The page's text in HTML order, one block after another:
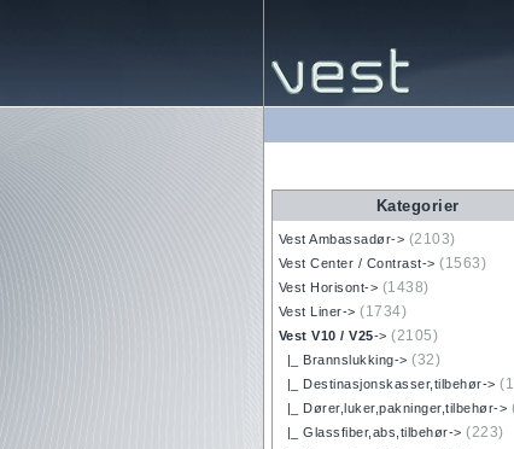
Kategorier
Vest Ambassadør-> (2103)
Vest Center / Contrast-> (1563)
Vest Horisont-> (1438)
Vest Liner-> (1734)
Vest V10 / V25-> (2105)
|_ Brannslukking-> (32)
|_ Destinasjonskasser,tilbehør->
|_ Dører,luker,pakninger,tilbehør->
|_ Glassfiber,abs,tilbehør-> (223)